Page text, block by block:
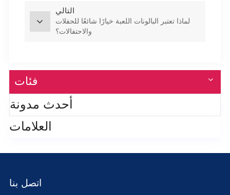
التالي
لماذا تعتبر البالونات اللعبة خيارًا شائعًا للحفلات
والاحتفالات؟
فئات
أحدث مدونة
العلامات
اتصل بنا